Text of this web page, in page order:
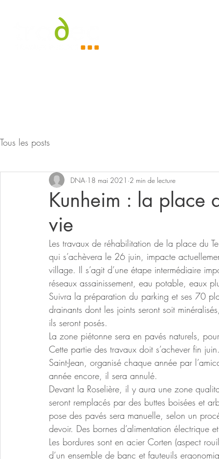
Tous les posts
Kunheim : la place
vie
DNA 18 mai 2021 2 min de lecture
Les travaux de réhabilitation de la place du
qui s’achèvera le 26 juin, impacte
village. Il s’agit d’une étape intermédiaire
réseaux assainissement, eau potable, eaux
Suivra la préparation du parking et ses 70
drainants dont les joints seront soit
ils seront posés.
La zone piétonne sera en pavés naturels,
Cette partie des travaux doit s’achever fin
Saint-Jean, organisé chaque année par
année encore, il sera annulé.
Devant la Roselière, il y aura une zone
seront remplacés par des buttes boisées et
pose des pavés sera manuelle, selon un
devoir. Des bornes d’alimentation électrique
Les bordures sont en acier Corten (aspect
d’un ensemble de banc et fauteuils